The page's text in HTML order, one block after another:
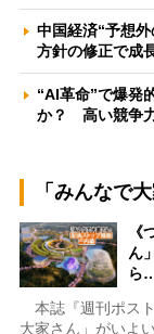
中国経済“予想
方針の修正で成
“AI革命”で爆発
か？ 高い競争
「みんなで
《
ん
ら
本誌『週刊ポス
大家さん」がいよ